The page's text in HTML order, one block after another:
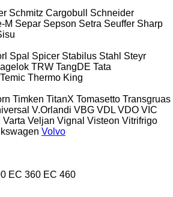
Schmitz Cargobull
Schneider
M Separ Sepson Setra Seuffer Sharp
Spal Spicer Stabilus Stahl Steyr
TRW TangDE Tata
Temic Thermo King
Timken TitanX Tomasetto Transgruas
V.Orlandi VBG VDL VDO VIC
Varta Veljan Vignal Visteon Vitrifrigo
Volvo
EC 360 EC 460